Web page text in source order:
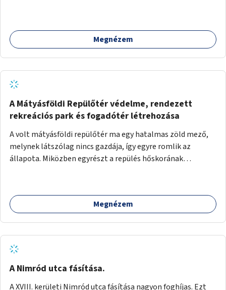
Ehhez zárható tároló helyet, öltözőt, WC-t kell biztosítani.
Megnézem
A Mátyásföldi Repülőtér védelme, rendezett
rekreációs park és fogadótér létrehozása
A volt mátyásföldi repülőtér ma egy hatalmas zöld mező,
melynek látszólag nincs gazdája, így egyre romlik az
állapota. Miközben egyrészt a repülés hőskorának
kikapcsolódási helyszín: kocogók, kutyasétáltatók,
modellrepülők, sárkányeregetők, lovasok használják. A
kialakítható pihenőhely padokkal, kerékpártármaszokkal,
szemetesekkel, esőbeállóval, ami alkalmas kisebb
csoportok fogadására. A másik két bejárathoz is
Megnézem
A Nimród utca fásítása.
A XVIII. kerületi Nimród utca fásítása nagyon foghíjas. Ezt